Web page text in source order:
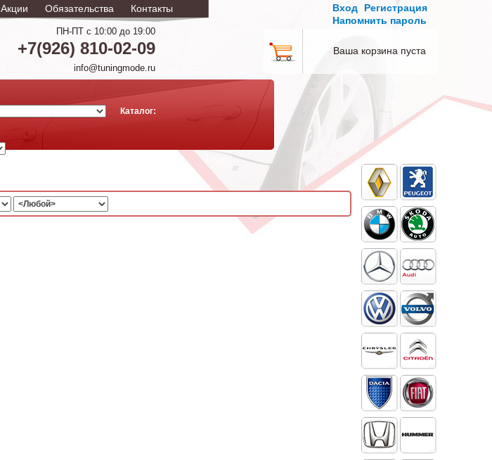
ПН-ПТ с 10:00 до 19:00
+7(926) 810-02-09
info@tuningmode.ru
Акции Обязательства Контакты Вход
Регистрация
Напомнить пароль
Ваша корзина пуста
Каталог: